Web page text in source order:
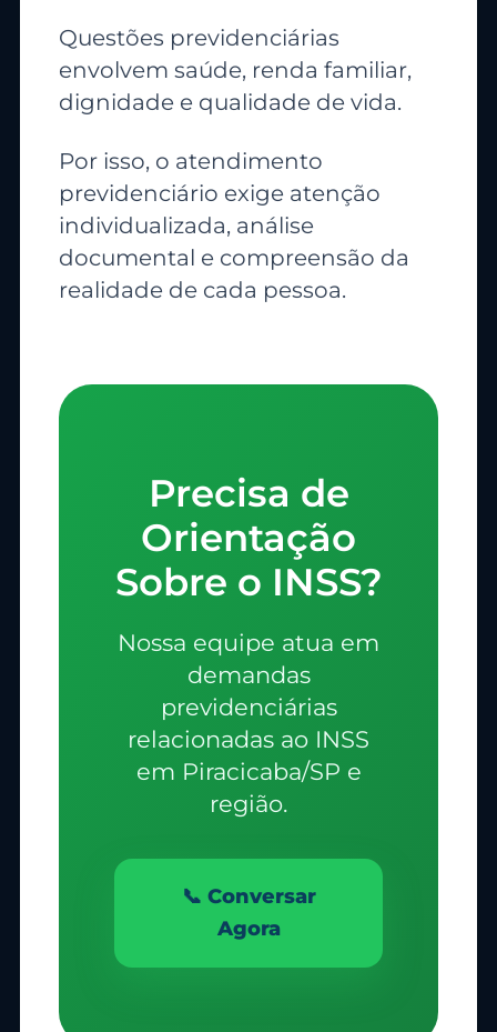
Questões previdenciárias
envolvem saúde, renda familiar,
dignidade e qualidade de vida.
Por isso, o atendimento
previdenciário exige atenção
individualizada, análise
documental e compreensão da
realidade de cada pessoa.
Precisa de
Orientação
Sobre o INSS?
Nossa equipe atua em
demandas
previdenciárias
relacionadas ao INSS
em Piracicaba/SP e
região.
📞 Conversar
Agora